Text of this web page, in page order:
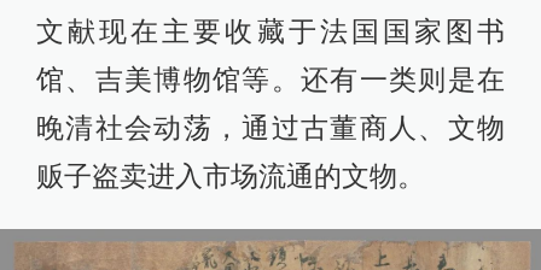
文献现在主要收藏于法国国家图书
馆、吉美博物馆等。还有一类则是在
晚清社会动荡，通过古董商人、文物
贩子盗卖进入市场流通的文物。